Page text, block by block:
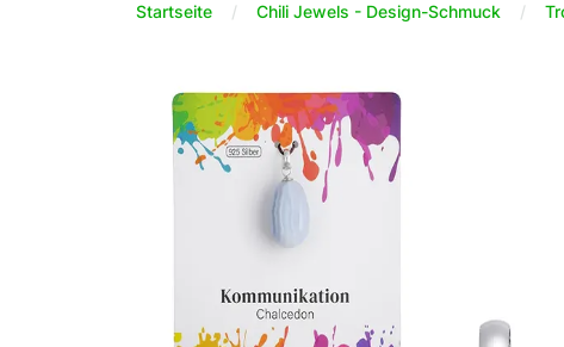
Startseite Chili Jewels - Design-Schmuck